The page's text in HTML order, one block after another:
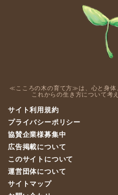
≪こころの木の育て方≫は、心と身体
これからの生き方について考
サイト利用規約
プライバシーポリシー
協賛企業様募集中
広告掲載について
このサイトについて
運営団体について
サイトマップ